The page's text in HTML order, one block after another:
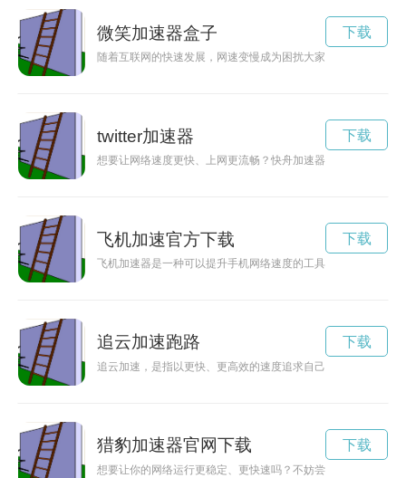
微笑加速器盒子
随着互联网的快速发展，网速变慢成为困扰大家的一个问题。
下载
twitter加速器
想要让网络速度更快、上网更流畅？快舟加速器是您的不二选
下载
飞机加速官方下载
飞机加速器是一种可以提升手机网络速度的工具，在安卓应用
下载
追云加速跑路
追云加速，是指以更快、更高效的速度追求自己的目标，乘风
下载
猎豹加速器官网下载
想要让你的网络运行更稳定、更快速吗？不妨尝试一下野豹加
下载